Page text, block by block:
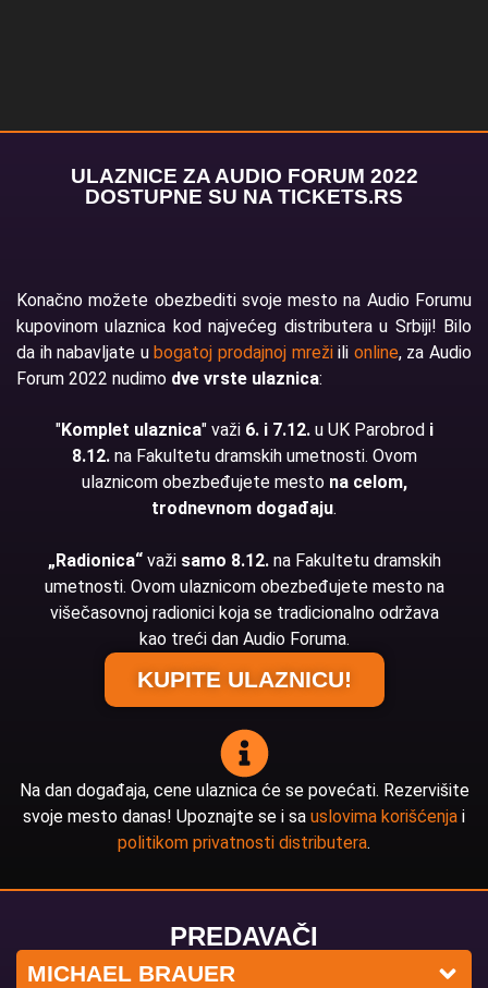
ULAZNICE ZA AUDIO FORUM 2022
DOSTUPNE SU NA TICKETS.RS
Konačno možete obezbediti svoje mesto na Audio Forumu
kupovinom ulaznica kod najvećeg distributera u Srbiji! Bilo
da ih nabavljate ubogatoj prodajnoj mrežiili online, za Audio
Forum 2022 nudimo dve vrste ulaznica:
"Komplet ulaznica" važi 6. i 7.12.u UK Parobrod i
8.12.na Fakultetu dramskih umetnosti. Ovom
ulaznicom obezbeđujete mesto na celom,
trodnevnom događaju.
„Radionica“važi samo 8.12.na Fakultetu dramskih
umetnosti. Ovom ulaznicom obezbeđujete mesto na
višečasovnoj radionici koja se tradicionalno održava
kao treći dan Audio Foruma.
KUPITE ULAZNICU!
Na dan događaja, cene ulaznica će se povećati. Rezervišite
svoje mesto danas! Upoznajte se i sa uslovima korišćenja i
politikom privatnosti distributera.
PREDAVAČI
MICHAEL BRAUER